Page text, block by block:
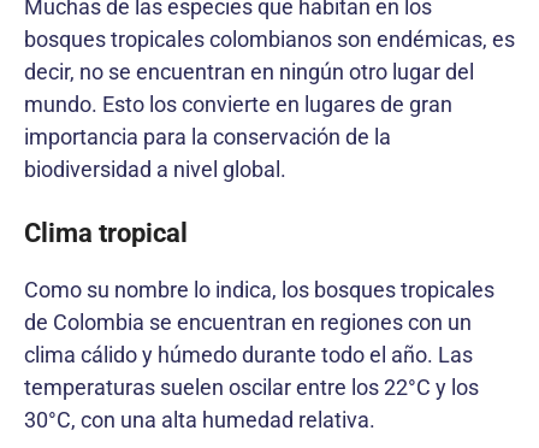
Muchas de las especies que habitan en los
bosques tropicales colombianos son endémicas, es
decir, no se encuentran en ningún otro lugar del
mundo. Esto los convierte en lugares de gran
importancia para la conservación de la
biodiversidad a nivel global.
Clima tropical
Como su nombre lo indica, los bosques tropicales
de Colombia se encuentran en regiones con un
clima cálido y húmedo durante todo el año. Las
temperaturas suelen oscilar entre los 22°C y los
30°C, con una alta humedad relativa.